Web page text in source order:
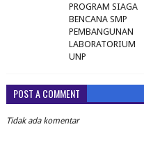
PROGRAM SIAGA
BENCANA SMP
PEMBANGUNAN
LABORATORIUM
UNP
POST A COMMENT
Tidak ada komentar